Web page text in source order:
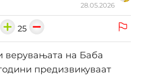
28.05.2026
25
верувањата на Баба
предизвикуваат